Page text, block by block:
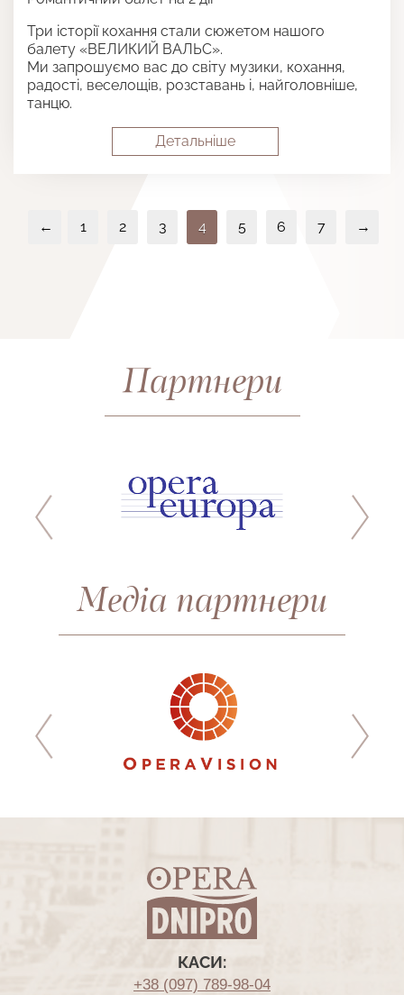
Три історії кохання стали сюжетом нашого
балету «ВЕЛИКИЙ ВАЛЬС».
Ми запрошуємо вас до світу музики, кохання,
радості, веселощів, розставань і, найголовніше,
танцю.
Детальнiше
← 1 2 3 4 5 6 7 →
Партнери
Медіа партнери
КАСИ:
+38 (097) 789-98-04